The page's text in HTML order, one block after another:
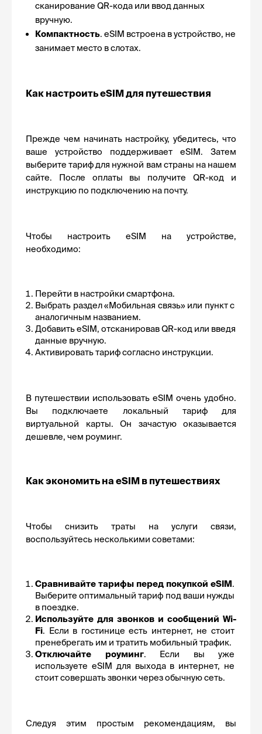
сканирование QR-кода или ввод данных
вручную.
Компактность. eSIM встроена в устройство, не
занимает место в слотах.
Как настроить eSIM для путешествия
Прежде чем начинать настройку, убедитесь, что
ваше устройство поддерживает eSIM. Затем
выберите тариф для нужной вам страны на нашем
сайте. После оплаты вы получите QR-код и
инструкцию по подключению на почту.
Чтобы настроить eSIM на устройстве,
необходимо:
Перейти в настройки смартфона.
Выбрать раздел «Мобильная связь» или пункт с
аналогичным названием.
Добавить eSIM, отсканировав QR-код или введя
данные вручную.
Активировать тариф согласно инструкции.
В путешествии использовать eSIM очень удобно.
Вы подключаете локальный тариф для
виртуальной карты. Он зачастую оказывается
дешевле, чем роуминг.
Как экономить на eSIM в путешествиях
Чтобы снизить траты на услуги связи,
воспользуйтесь несколькими советами:
Сравнивайте тарифы перед покупкой eSIM.
Выберите оптимальный тариф под ваши нужды
в поездке.
Используйте для звонков и сообщений Wi-
Fi. Если в гостинице есть интернет, не стоит
пренебрегать им и тратить мобильный трафик.
Отключайте роуминг. Если вы уже
используете eSIM для выхода в интернет, не
стоит совершать звонки через обычную сеть.
Следуя этим простым рекомендациям, вы